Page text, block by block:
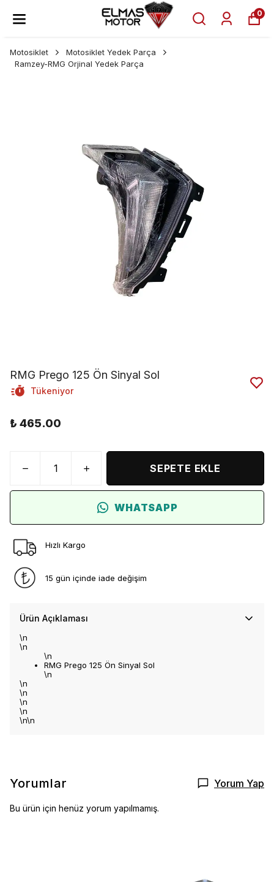
0
Motosiklet
Motosiklet Yedek Parça
Ramzey-RMG Orjinal Yedek Parça
RMG Prego 125 Ön Sinyal Sol
Tükeniyor
₺ 465.00
SEPETE EKLE
WHATSAPP
Hızlı Kargo
15 gün içinde iade değişim
Ürün Açıklaması
\n
\n
\n
RMG Prego 125 Ön Sinyal Sol
\n
\n
\n
\n
\n
\n\n
Yorumlar Yorum Yap
Bu ürün için henüz yorum yapılmamış.